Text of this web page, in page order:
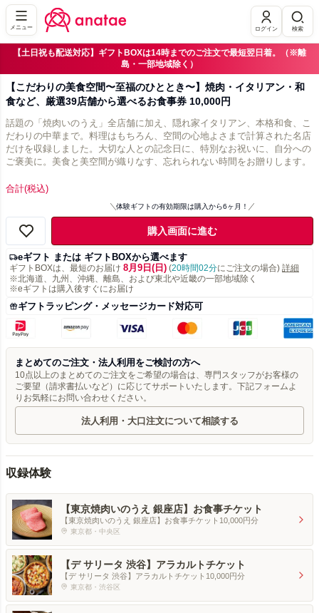
メニュー ログイン 検索
【土日祝も配送対応】ギフトBOXは14時までのご注文で最短翌日着。（※離
島・一部地域除く）
【こだわりの美食空間〜至福のひととき〜】焼肉・イタリアン・和
食など、厳選39店舗から選べるお食事券 10,000円
話題の「焼肉いのうえ」全店舗に加え、隠れ家イタリアン、本格和食、こ
だわりの中華まで。料理はもちろん、空間の心地よさまで計算された名店
だけを収録しました。大切な人との記念日に、特別なお祝いに、自分への
ご褒美に。美食と美空間が織りなす、忘れられない時間をお贈りします。
合計(税込)
体験ギフトの有効期限は購入から6ヶ月！
購入画面に進む
eギフト または ギフトBOXから選べます
ギフトBOXは、最短のお届け 8月9日(日) (20時間02分にご注文の場合) 詳細
※北海道、九州、沖縄、離島、および東北や近畿の一部地域除く
※eギフトは購入後すぐにお届け
ギフトラッピング・メッセージカード対応可
まとめてのご注文・法人利用をご検討の方へ
10点以上のまとめてのご注文をご希望の場合は、専門スタッフがお客様の
ご要望（請求書払いなど）に応じてサポートいたします。下記フォームよ
りお気軽にお問い合わせください。
法人利用・大口注文について相談する
収録体験
【東京焼肉いのうえ 銀座店】お食事チケット
【東京焼肉いのうえ 銀座店】お食事チケット10,000円分
東京都・中央区
【デ サリータ 渋谷】アラカルトチケット
【デ サリータ 渋谷】アラカルトチケット10,000円分
東京都・渋谷区